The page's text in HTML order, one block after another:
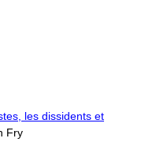
les dissidents et
Fry